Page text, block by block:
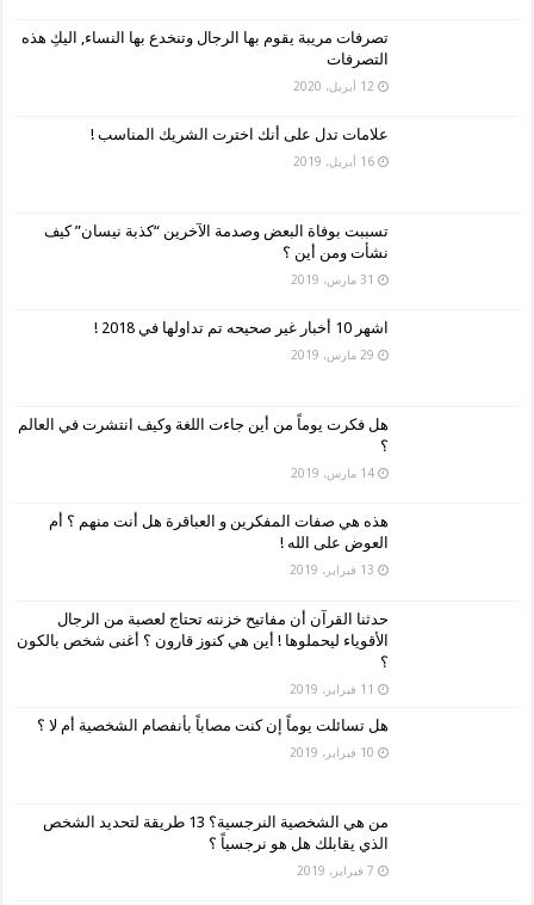
تصرفات مريبة يقوم بها الرجال وتنخدع بها النساء, اليكِ هذه
التصرفات
12 أبريل، 2020
علامات تدل على أنك اخترت الشريك المناسب !
16 أبريل، 2019
تسببت بوفاة البعض وصدمة الآخرين “كذبة نيسان” كيف
نشأت ومن أين ؟
31 مارس، 2019
اشهر 10 أخبار غير صحيحه تم تداولها في 2018 !
29 مارس، 2019
هل فكرت يوماً من أين جاءت اللغة وكيف انتشرت في العالم
؟
14 مارس، 2019
هذه هي صفات المفكرين و العباقرة هل أنت منهم ؟ أم
العوض على الله !
13 فبراير، 2019
حدثنا القرآن أن مفاتيح خزنته تحتاج لعصبة من الرجال
الأقوياء ليحملوها ! أين هي كنوز قارون ؟ أغنى شخص بالكون
؟
11 فبراير، 2019
هل تسائلت يوماً إن كنت مصاباً بأنفصام الشخصية أم لا ؟
10 فبراير، 2019
من هي الشخصية النرجسية؟ 13 طريقة لتحديد الشخص
الذي يقابلك هل هو نرجسياً ؟
7 فبراير، 2019